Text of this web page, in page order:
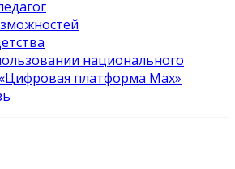
национального
платформа Мах»